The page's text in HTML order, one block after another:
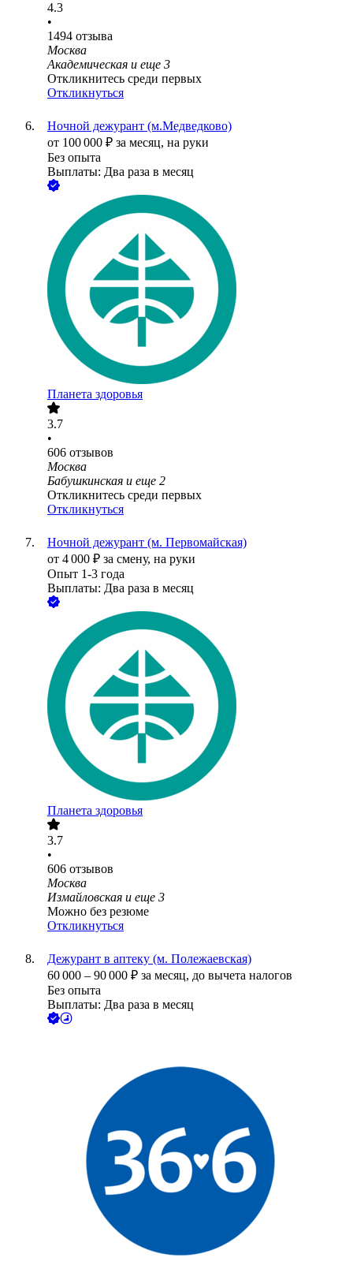
4.3
•
1494 отзыва
Москва
Академическая и еще 3
Откликнитесь среди первых
Откликнуться
Ночной дежурант (м.Медведково)
от 100 000 ₽ за месяц, на руки
Без опыта
Выплаты: Два раза в месяц
Планета здоровья
3.7
•
606 отзывов
Москва
Бабушкинская и еще 2
Откликнитесь среди первых
Откликнуться
Ночной дежурант (м. Первомайская)
от 4 000 ₽ за смену, на руки
Опыт 1-3 года
Выплаты: Два раза в месяц
Планета здоровья
3.7
•
606 отзывов
Москва
Измайловская и еще 3
Можно без резюме
Откликнуться
Дежурант в аптеку (м. Полежаевская)
60 000 – 90 000 ₽ за месяц, до вычета налогов
Без опыта
Выплаты: Два раза в месяц